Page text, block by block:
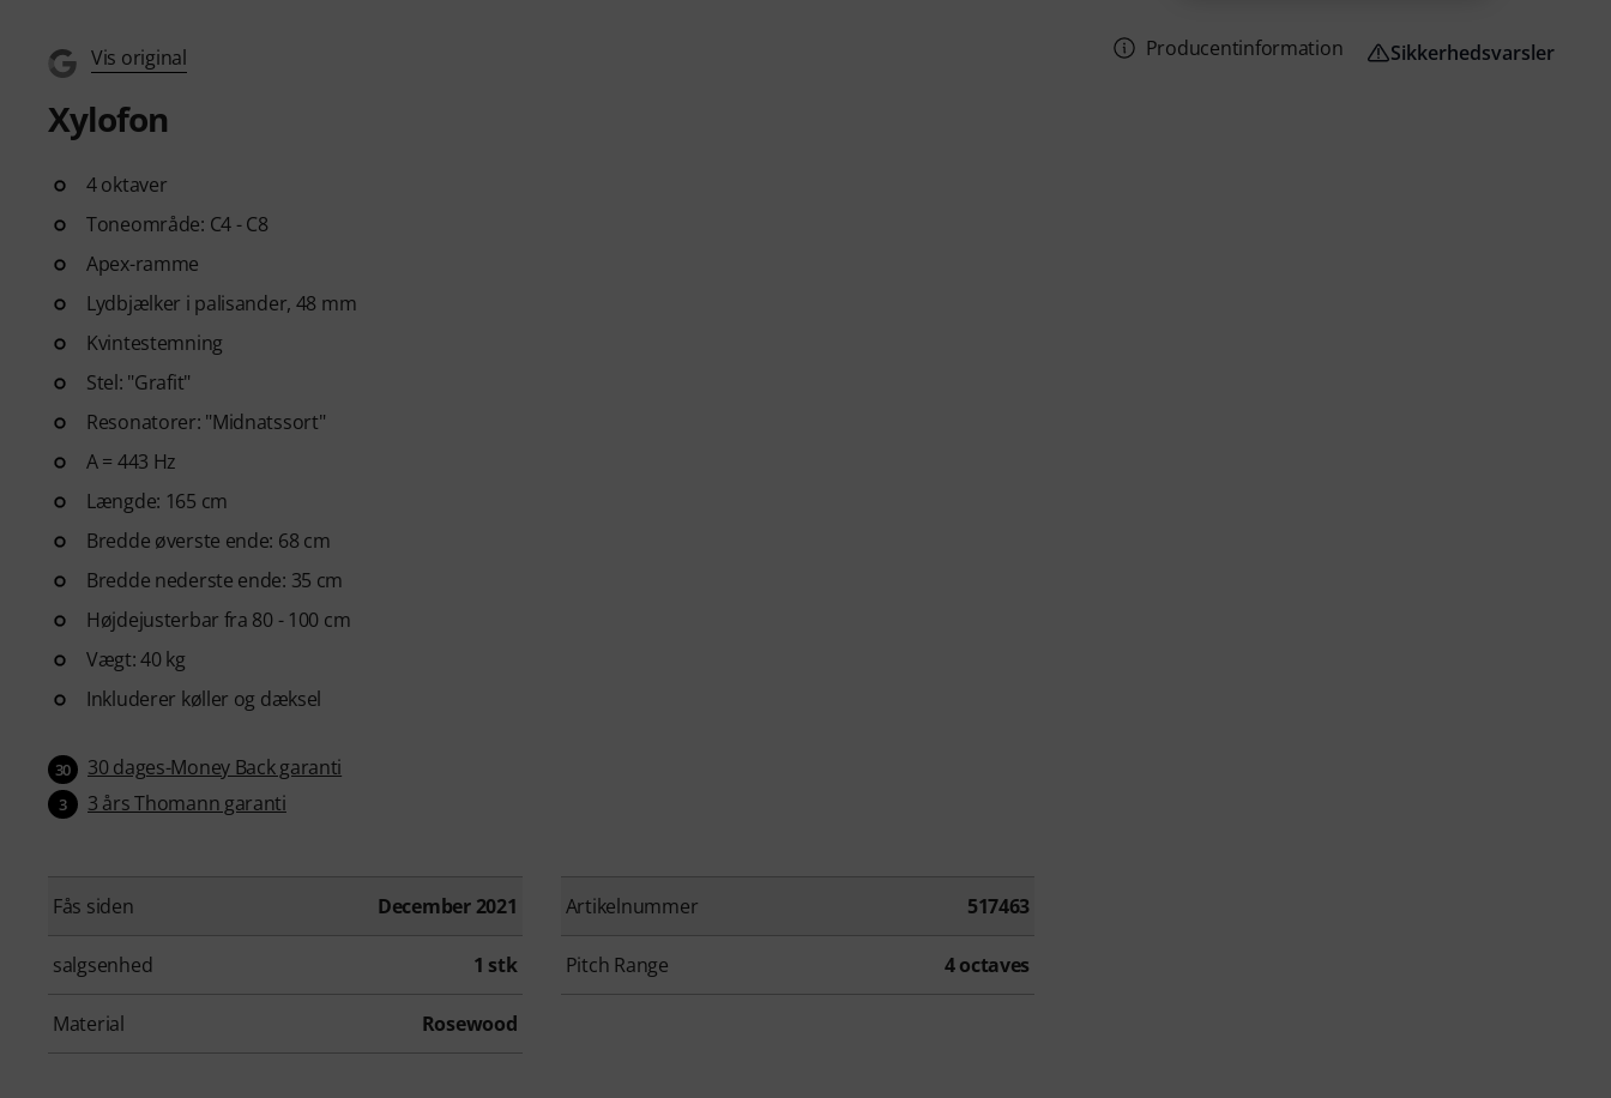
Vis original
Xylofon
4 oktaver
Toneområde: C4 - C8
Apex-ramme
Lydbjælker i palisander, 48 mm
Kvintestemning
Stel: "Grafit"
Resonatorer: "Midnatssort"
A = 443 Hz
Længde: 165 cm
Bredde øverste ende: 68 cm
Bredde nederste ende: 35 cm
Højdejusterbar fra 80 - 100 cm
Vægt: 40 kg
Inkluderer køller og dæksel
30 30 dages-Money Back garanti
3 3 års Thomann garanti
Fås siden December 2021 Artikelnummer 517463
salgsenhed 1 stk Pitch Range 4 octaves
Material Rosewood
Producentinformation Sikkerhedsvarsler